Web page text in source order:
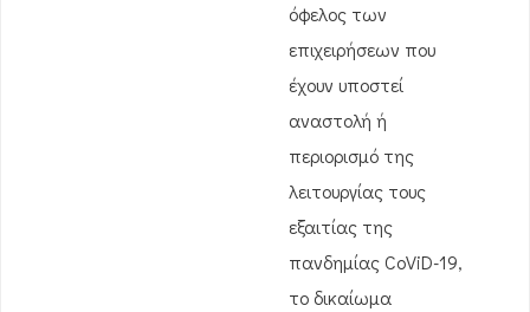
όφελος των
επιχειρήσεων που
έχουν υποστεί
αναστολή ή
περιορισμό της
λειτουργίας τους
εξαιτίας της
πανδημίας CoViD-19,
το δικαίωμα